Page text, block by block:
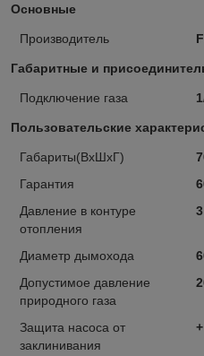
Основные
Производитель
Габаритные и
Подключение газа
Пользовательские
Габариты(ВхШхГ)
Гарантия
Давление в контуре
отопления
Диаметр дымохода
Допустимое давление
природного газа
Защита насоса от
заклинивания
+